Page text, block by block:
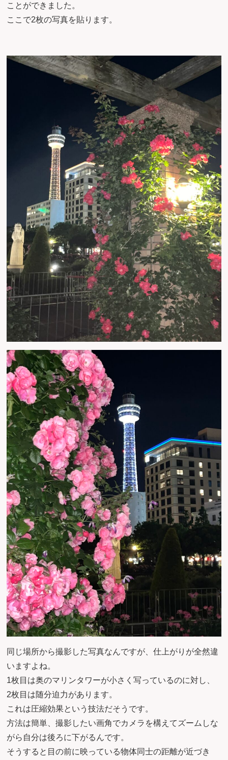
ことができました。
ここで2枚の写真を貼ります。
同じ場所から撮影した写真なんですが、仕上がりが全然違
いますよね。
1枚目は奥のマリンタワーが小さく写っているのに対し、
2枚目は随分迫力があります。
これは圧縮効果という技法だそうです。
方法は簡単、撮影したい画角でカメラを構えてズームしな
がら自分は後ろに下がるんです。
そうすると目の前に映っている物体同士の距離が近づき